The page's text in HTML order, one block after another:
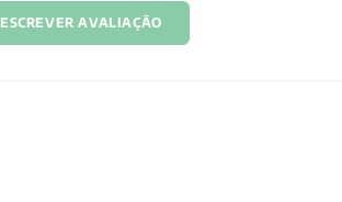
ESCREVER AVALIAÇÃO